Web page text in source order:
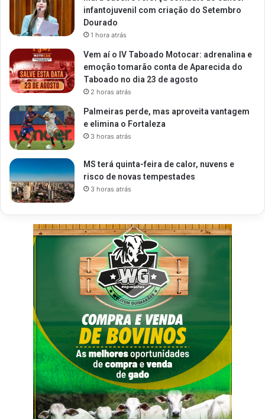
infantojuvenil com criação do Setembro
Dourado
1 hora atrás
Vem aí o IV Taboado Motocar: adrenalina e
emoção tomarão conta de Aparecida do
Taboado no dia 23 de agosto
2 horas atrás
Palmeiras perde, mas aproveita vantagem
e elimina o Fortaleza
3 horas atrás
MS terá quinta-feira de calor, nuvens e
risco de novas tempestades
3 horas atrás